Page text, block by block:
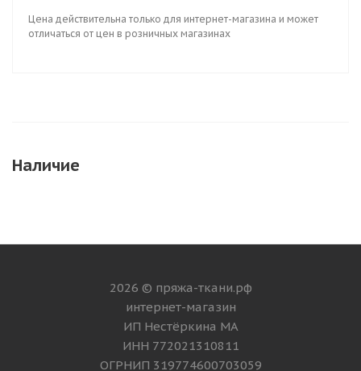
Цена действительна только для интернет-магазина и может
отличаться от цен в розничных магазинах
Наличие
2026 © пряжа-ткани.рф
интернет-магазин
ИП Нестёркина МА
ИНН 772021310811
ОГРНИП 319774600703059